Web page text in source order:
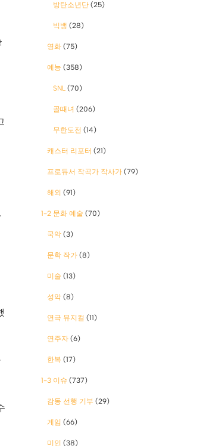
방탄소년단 (25)
빅뱅 (28)
영화 (75)
예능 (358)
SNL (70)
골때녀 (206)
무한도전 (14)
캐스터 리포터 (21)
프로듀서 작곡가 작사가 (79)
해외 (91)
1-2 문화 예술 (70)
국악 (3)
문학 작가 (8)
미술 (13)
성악 (8)
연극 뮤지컬 (11)
연주자 (6)
한복 (17)
1-3 이슈 (737)
감동 선행 기부 (29)
게임 (66)
미인 (38)